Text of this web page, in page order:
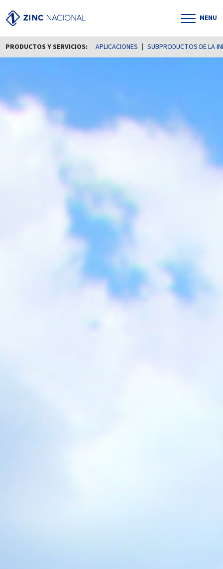
MENU
PRODUCTOS Y SERVICIOS: APLICACIONES SUBPRODUCTOS DE LA